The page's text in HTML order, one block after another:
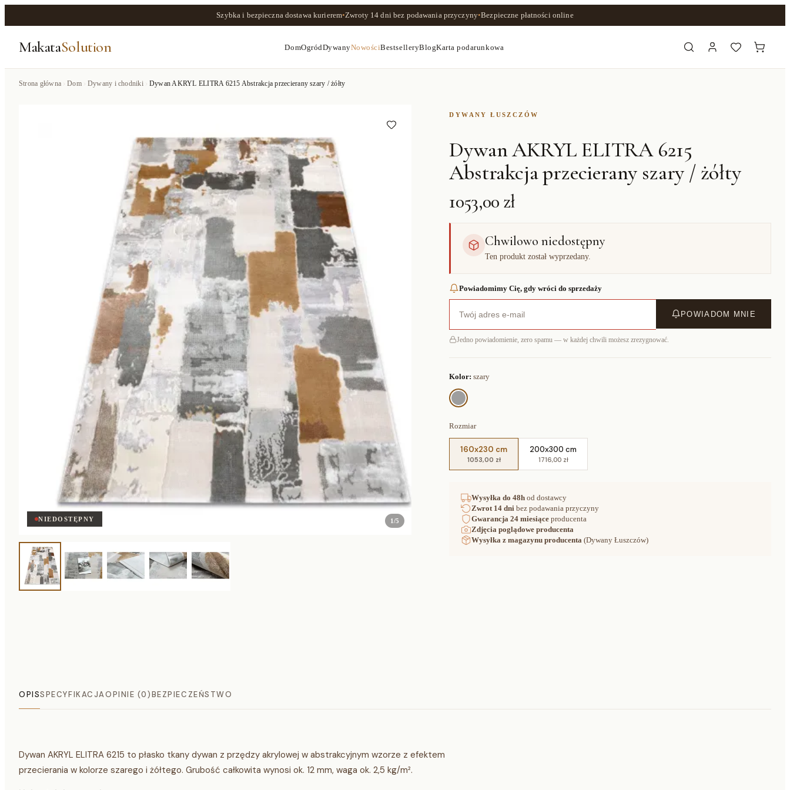
Szybka i bezpieczna dostawa kurierem•Zwroty 14 dnibez podawania przyczyny•Bezpieczne płatności online
MakataSolution DomOgródDywanyNowościBestselleryBlogKarta podarunkowa
Strona główna Dom Dywany i chodniki Dywan AKRYL ELITRA 6215 Abstrakcja przecierany szary / żółty
NIEDOSTĘPNY 1/5
DYWANY ŁUSZCZÓW
Dywan AKRYL ELITRA 6215
Abstrakcja przecierany szary / żółty
1053,00 zł
Chwilowo niedostępny
Ten produkt został wyprzedany.
Powiadomimy Cię, gdy wróci do sprzedaży
POWIADOM MNIE
Jedno powiadomienie, zero spamu — w każdej chwili możesz zrezygnować.
Kolor: szary
Rozmiar
160x230 cm
1053,00 zł
200x300 cm
1716,00 zł
Wysyłkado 48h od dostawcy
Zwrot 14 dni bez podawania przyczyny
Gwarancja24 miesiące producenta
Zdjęcia poglądowe producenta
Wysyłka z magazynu producenta (Dywany Łuszczów)
OPISSPECYFIKACJAOPINIE (0)BEZPIECZEŃSTWO
Dywan AKRYL ELITRA 6215 to płasko tkany dywan z przędzy akrylowej w abstrakcyjnym wzorze z efektem
przecierania w kolorze szarego i żółtego. Grubość całkowita wynosi ok. 12 mm, waga ok. 2,5 kg/m².